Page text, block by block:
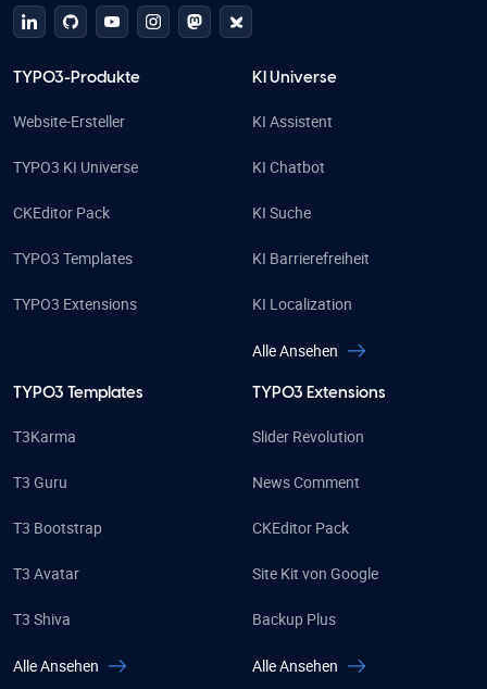
linkedingithubYoutubeInstagram
MastodonBluesky
TYPO3-Produkte
Website-Ersteller
TYPO3 KI Universe
CKEditor Pack
TYPO3 Templates
TYPO3 Extensions
KI Universe
KI Assistent
KI Chatbot
KI Suche
KI Barrierefreiheit
KI Localization
Alle Ansehen
TYPO3 Templates
T3Karma
T3 Guru
T3 Bootstrap
T3 Avatar
T3 Shiva
Alle Ansehen
TYPO3 Extensions
Slider Revolution
News Comment
CKEditor Pack
Site Kit von Google
Backup Plus
Alle Ansehen